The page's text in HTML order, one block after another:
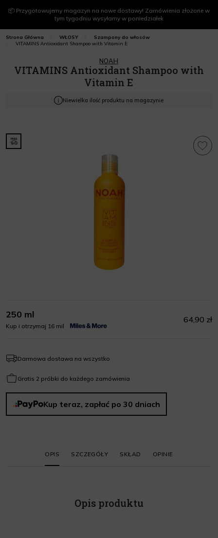
📦 Przygotowujemy magazyn na nowe dostawy! Zamówienia złożone w
tym tygodniu wysyłamy w poniedziałek
Strona Główna WŁOSY
Szampony do włosów
VITAMINS Antioxidant Shampoo with Vitamin E
NOAH
VITAMINS Antioxidant Shampoo with
Vitamin E
Niewielka ilość produktu na magazynie
250 ml
Kup i otrzymaj 16 mil
64,90 zł
Darmowa dostawa na wszystko
Gratis 2 próbki do każdego zamówienia
Kup teraz, zapłać po 30 dniach
OPIS SZCZEGÓŁY SKŁAD OPINIE
Opis produktu